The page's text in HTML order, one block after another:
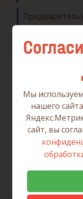
участка на
Мы
нашего
сайт, вы